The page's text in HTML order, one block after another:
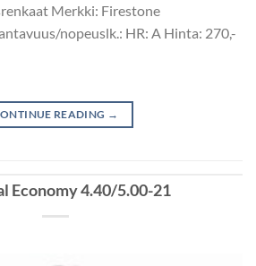
Merkki: Firestone
nopeuslk.: HR: A Hinta: 270,-
READING →
Economy 4.40/5.00-21